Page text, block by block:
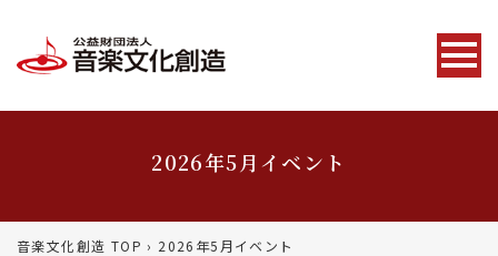
2026年5月イベント
音楽文化創造 TOP › 2026年5月イベント